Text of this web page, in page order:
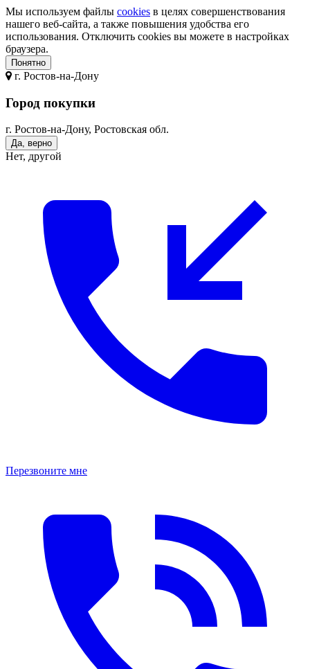
Мы используем файлы cookies в целях совершенствования
нашего веб-сайта, а также повышения удобства его
использования. Отключить cookies вы можете в настройках
браузера.
Понятно
г. Ростов-на-Дону
Город покупки
г. Ростов-на-Дону, Ростовская обл.
Да, верно
Нет, другой
Перезвоните мне